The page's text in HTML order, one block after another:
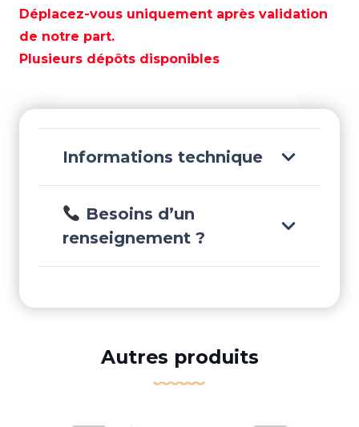
HECTOR
1500W
24V
C/C
Déplacez-vous uniquement après validation
de notre part.
Plusieurs dépôts disponibles
Informations technique
Besoins d’un
renseignement ?
Autres produits